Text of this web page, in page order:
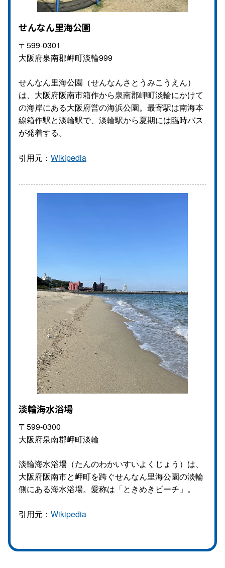
せんなん里海公園
〒599-0301
大阪府泉南郡岬町淡輪999
せんなん里海公園（せんなんさとうみこうえん）
は、大阪府阪南市箱作から泉南郡岬町淡輪にかけて
の海岸にある大阪府営の海浜公園。最寄駅は南海本
線箱作駅と淡輪駅で、淡輪駅から夏期には臨時バス
が発着する。
引用元： Wikipedia
淡輪海水浴場
〒599-0300
大阪府泉南郡岬町淡輪
淡輪海水浴場（たんのわかいすいよくじょう）は、
大阪府阪南市と岬町を跨ぐせんなん里海公園の淡輪
側にある海水浴場。愛称は「ときめきビーチ」。
引用元： Wikipedia